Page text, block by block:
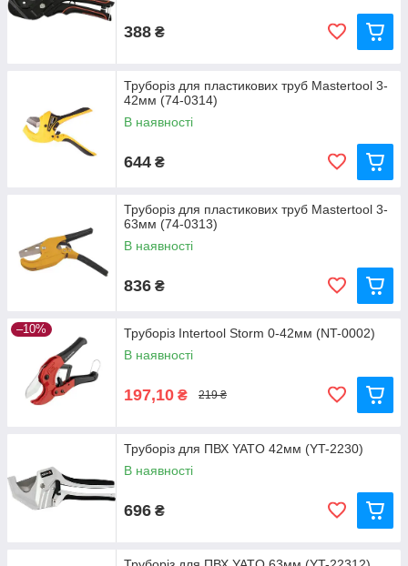
388 ₴
Труборіз для пластикових труб Mastertool 3-
42мм (74-0314)
В наявності
644 ₴
Труборіз для пластикових труб Mastertool 3-
63мм (74-0313)
В наявності
836 ₴
–10%
Труборіз Intertool Storm 0-42мм (NT-0002)
В наявності
197,10 ₴ 219 ₴
Труборіз для ПВХ YATO 42мм (YT-2230)
В наявності
696 ₴